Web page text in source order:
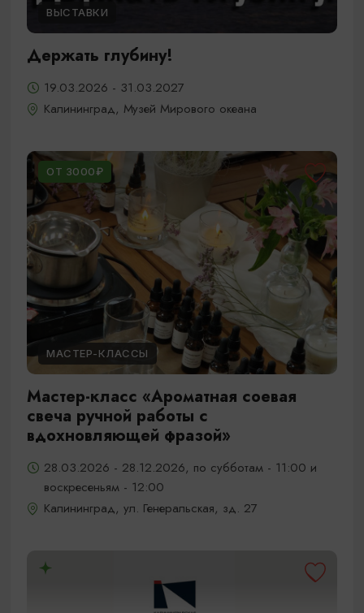
ВЫСТАВКИ
Держать глубину!
19.03.2026 - 31.03.2027
Калининград, Музей Мирового океана
ОТ 3000₽
МАСТЕР-КЛАССЫ
Мастер-класс «Ароматная соевая
свеча ручной работы с
вдохновляющей фразой»
28.03.2026 - 28.12.2026, по субботам - 11:00 и
воскресеньям - 12:00
Калининград, ул. Генеральская, зд. 27